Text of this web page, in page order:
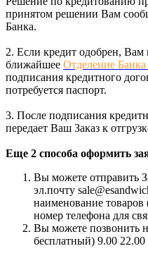
принятом решении Вам
Банка.
2. Если кредит одобрен, Вам
ближайшее Отделение
подписания кредитного
потребуется паспорт.
3. После подписания
передает Ваш Заказ к
Еще 2 способа оформить
Вы можете отправить
эл.почту
наименование товаров
номер телефона для
Вы можете позвонить
бесплатный) 9.00